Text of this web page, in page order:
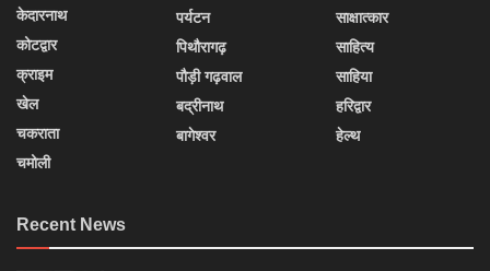
केदारनाथ
कोटद्वार
क्राइम
खेल
चकराता
चमोली
पर्यटन
पिथौरागढ़
पौड़ी गढ़वाल
बद्रीनाथ
बागेश्वर
साक्षात्कार
साहित्य
साहिया
हरिद्वार
हेल्थ
Recent News